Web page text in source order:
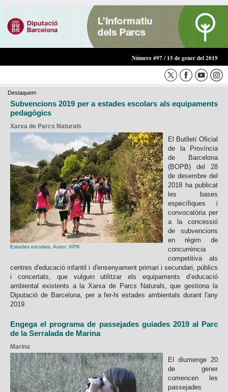
Número #97 / 15 de gener del 2019
Destaquem
Subvencions 2019 per a estades escolars als equipaments
pedagògics
Xarxa de Parcs Naturals
Estades escolars. Autor: XPN
El Butlletí Oficial
de la Província
de Barcelona
(BOPB) del 28
de desembre del
2018 ha publicat
les bases
específiques i
convocatòria per
a la concessió
de subvencions
en règim de
concurrència
competitiva als
centres d'educació infantil i d'ensenyament primari i secundari, públics
i concertats, que vulguin utilitzar els equipaments d’educació
ambiental existents a la Xarxa de Parcs Naturals, que gestiona la
Diputació de Barcelona, per a fer-hi estades ambientals durant l'any
2019.
Engega el programa de passejades guiades 2019 al Parc
de la Serralada de Marina
Marina
El diumenge 20
de gener
comencen les
passejades